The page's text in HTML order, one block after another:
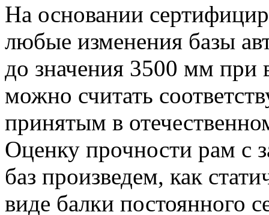
На основании
любые изменения базы
до значения 3500 мм при
можно считать
принятым в
Оценку прочности рам с
баз произведем, как
виде балки постоянного